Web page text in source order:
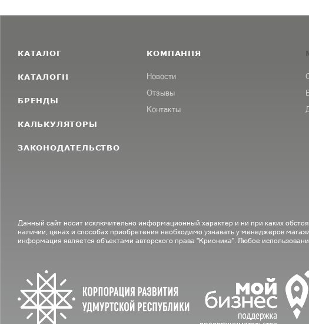
КАТАЛОГ
КАТАЛОГИ
БРЕНДЫ
КАЛЬКУЛЯТОРЫ
ЗАКОНОДАТЕЛЬСТВО
КОМПАНИЯ
Новости
Отзывы
Контакты
Данный сайт носит исключительно информационный характер и ни при каких
наличии, ценах и способах приобретения необходимо узнавать у менеджеров
информация является объектами авторского права "Крионика". Любое